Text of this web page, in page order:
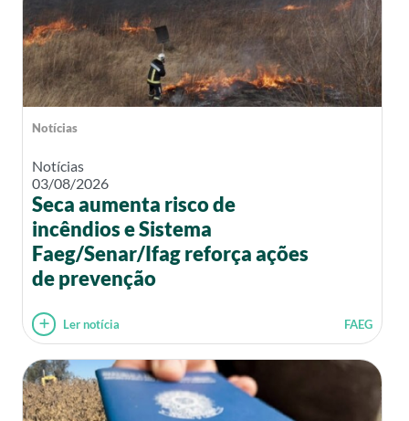
Notícias
Notícias
03/08/2026
Seca aumenta risco de
incêndios e Sistema
Faeg/Senar/Ifag reforça ações
de prevenção
Ler notícia FAEG